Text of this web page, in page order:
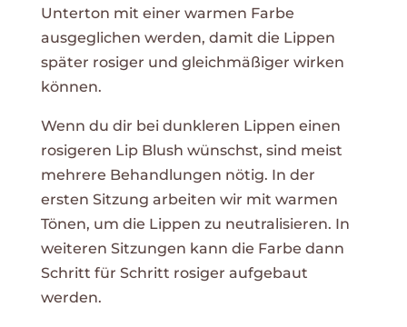
Unterton mit einer warmen Farbe
ausgeglichen werden, damit die Lippen
später rosiger und gleichmäßiger wirken
können.
Wenn du dir bei dunkleren Lippen einen
rosigeren Lip Blush wünschst, sind meist
mehrere Behandlungen nötig. In der
ersten Sitzung arbeiten wir mit warmen
Tönen, um die Lippen zu neutralisieren. In
weiteren Sitzungen kann die Farbe dann
Schritt für Schritt rosiger aufgebaut
werden.